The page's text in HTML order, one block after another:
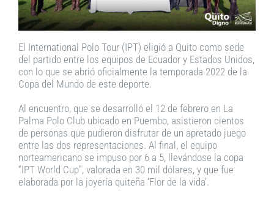
El International Polo Tour (IPT) eligió a Quito como sede
del partido entre los equipos de Ecuador y Estados Unidos,
con lo que se abrió oficialmente la temporada 2022 de la
Copa del Mundo de este deporte.
Al encuentro, que se desarrolló el 12 de febrero en La
Palma Polo Club ubicado en Puembo, asistieron cientos
de personas que pudieron disfrutar de un apretado juego
entre las dos representaciones. Al final, el equipo
norteamericano se impuso por 6 a 5, llevándose la copa
“IPT World Cup”, valorada en 30 mil dólares, y que fue
elaborada por la joyería quiteña ‘Flor de la vida’.